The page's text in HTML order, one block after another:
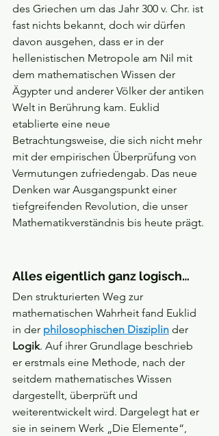
des Griechen um das Jahr 300 v. Chr. ist
fast nichts bekannt, doch wir dürfen
davon ausgehen, dass er in der
hellenistischen Metropole am Nil mit
dem mathematischen Wissen der
Ägypter und anderer Völker der antiken
Welt in Berührung kam. Euklid
etablierte eine neue
Betrachtungsweise, die sich nicht mehr
mit der empirischen Überprüfung von
Vermutungen zufriedengab. Das neue
Denken war Ausgangspunkt einer
tiefgreifenden Revolution, die unser
Mathematikverständnis bis heute prägt.
Alles eigentlich ganz logisch…
Den strukturierten Weg zur
mathematischen Wahrheit fand Euklid
in der philosophischen Disziplin der
Logik. Auf ihrer Grundlage beschrieb
er erstmals eine Methode, nach der
seitdem mathematisches Wissen
dargestellt, überprüft und
weiterentwickelt wird. Dargelegt hat er
sie in seinem Werk „Die Elemente“,